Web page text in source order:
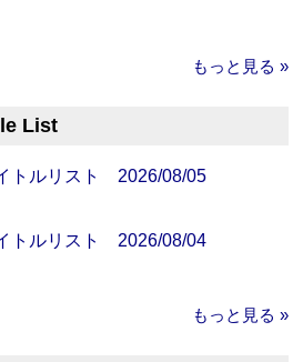
もっと見る »
List
トルリスト 2026/08/05
トルリスト 2026/08/04
もっと見る »